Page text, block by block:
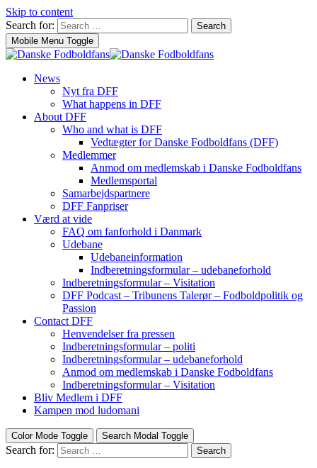
Skip to content
Search for:
Search
Mobile Menu Toggle
News
Nyt fra DFF
What happens in DFF
About DFF
Who and what is DFF
Vedtægter for Danske Fodboldfans (DFF)
Medlemmer
Anmod om medlemskab i Danske Fodboldfans
Medlemsportal
Samarbejdspartnere
DFF Fanpriser
Værd at vide
FAQ om fanforhold i Danmark
Udebane
Udebaneinformation
Indberetningsformular – udebaneforhold
Indberetningsformular – Visitation
DFF Podcast – Tribunens Talerør – Fodboldpolitik og
Passion
Contact DFF
Henvendelser fra pressen
Indberetningsformular – politi
Indberetningsformular – udebaneforhold
Anmod om medlemskab i Danske Fodboldfans
Indberetningsformular – Visitation
Bliv Medlem i DFF
Kampen mod ludomani
Color Mode Toggle Search Modal Toggle
Search for: Search